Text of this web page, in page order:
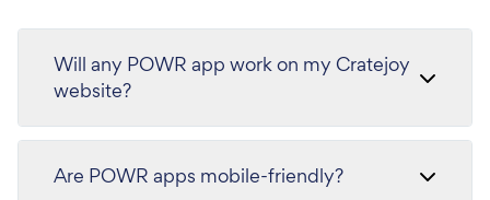
Will any POWR app work on my Cratejoy
website?
Are POWR apps mobile-friendly?